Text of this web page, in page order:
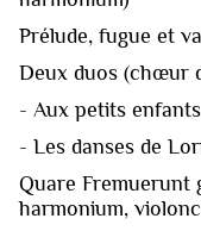
Prélude, fugue et
Deux duos (chœur
- Aux petits enfants
- Les danses de
Quare Fremuerunt
harmonium,